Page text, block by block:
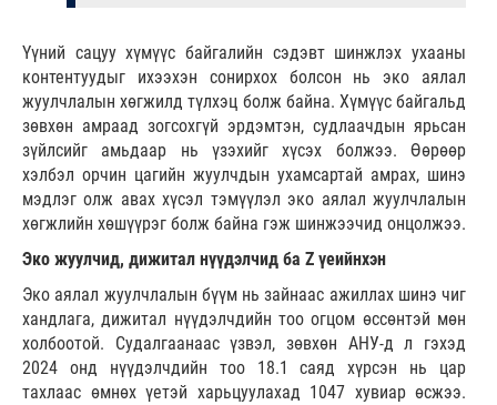
Үүний сацуу хүмүүс байгалийн сэдэвт шинжлэх ухааны
контентуудыг ихээхэн сонирхох болсон нь эко аялал
жуулчлалын хөгжилд түлхэц болж байна. Хүмүүс байгальд
зөвхөн амраад зогсохгүй эрдэмтэн, судлаачдын ярьсан
зүйлсийг амьдаар нь үзэхийг хүсэх болжээ. Өөрөөр
хэлбэл орчин цагийн жуулчдын ухамсартай амрах, шинэ
мэдлэг олж авах хүсэл тэмүүлэл эко аялал жуулчлалын
хөгжлийн хөшүүрэг болж байна гэж шинжээчид онцолжээ.
Эко жуулчид, дижитал нүүдэлчид ба Z үеийнхэн
Эко аялал жуулчлалын бүүм нь зайнаас ажиллах шинэ чиг
хандлага, дижитал нүүдэлчдийн тоо огцом өссөнтэй мөн
холбоотой. Судалгаанаас үзвэл, зөвхөн АНУ-д л гэхэд
2024 онд нүүдэлчдийн тоо 18.1 саяд хүрсэн нь цар
тахлаас өмнөх үетэй харьцуулахад 1047 хувиар өсжээ.